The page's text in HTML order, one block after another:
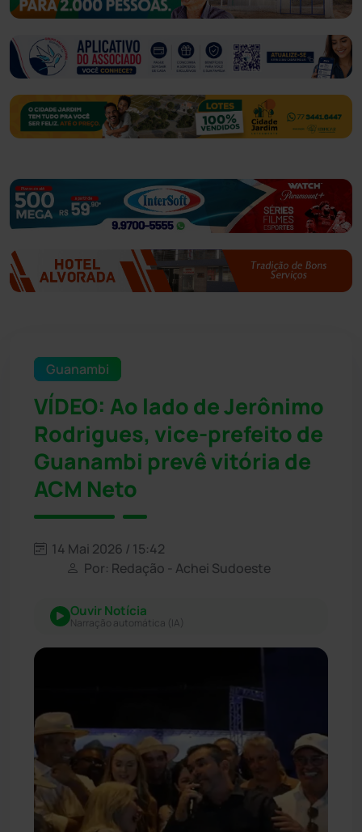
Guanambi
VÍDEO: Ao lado de Jerônimo
Rodrigues, vice-prefeito de
Guanambi prevê vitória de
ACM Neto
14 Mai 2026 / 15:42
Por: Redação - Achei Sudoeste
Ouvir Notícia
Narração automática (IA)